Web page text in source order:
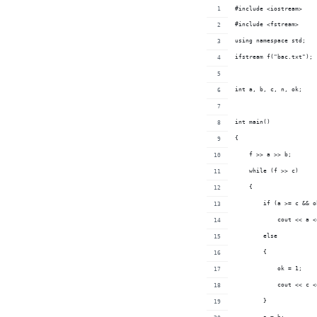
#include <iostream>
#include <fstream>
using namespace std;
ifstream f("bac.txt");
int a, b, c, n, ok;
int main()
{
    {
	{
	    ok = 1;
	}